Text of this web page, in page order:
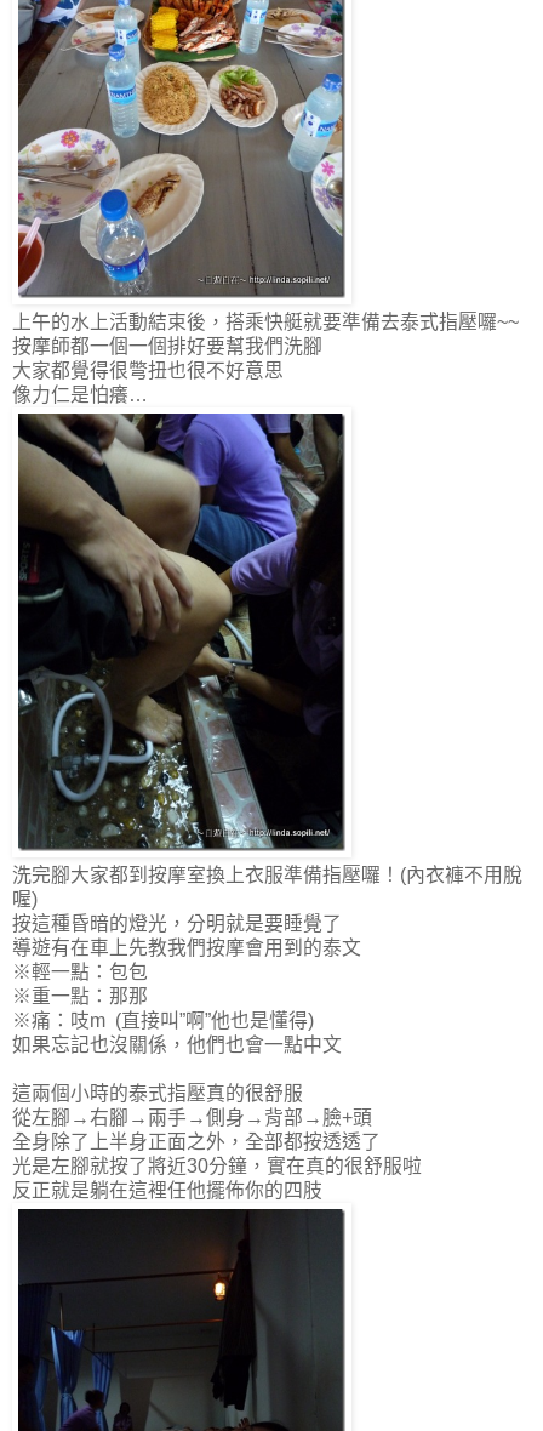
上午的水上活動結束後，搭乘快艇就要準備去泰式指壓囉~~
按摩師都一個一個排好要幫我們洗腳
大家都覺得很彆扭也很不好意思
像力仁是怕癢…
洗完腳大家都到按摩室換上衣服準備指壓囉！(內衣褲不用脫
喔)
按這種昏暗的燈光，分明就是要睡覺了
導遊有在車上先教我們按摩會用到的泰文
※輕一點：包包
※重一點：那那
※痛：吱m (直接叫”啊”他也是懂得)
如果忘記也沒關係，他們也會一點中文
這兩個小時的泰式指壓真的很舒服
從左腳→右腳→兩手→側身→背部→臉+頭
全身除了上半身正面之外，全部都按透透了
光是左腳就按了將近30分鐘，實在真的很舒服啦
反正就是躺在這裡任他擺佈你的四肢